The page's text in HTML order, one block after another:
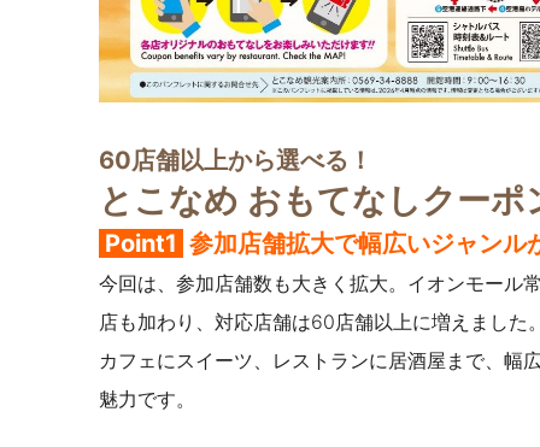
60店舗以上から選べる！
とこなめ おもてなしクーポ
Point1 参加店舗拡大で幅広いジャンル
今回は、参加店舗数も大きく拡大。イオンモール
店も加わり、対応店舗は60店舗以上に増えました
カフェにスイーツ、レストランに居酒屋まで、幅
魅力です。